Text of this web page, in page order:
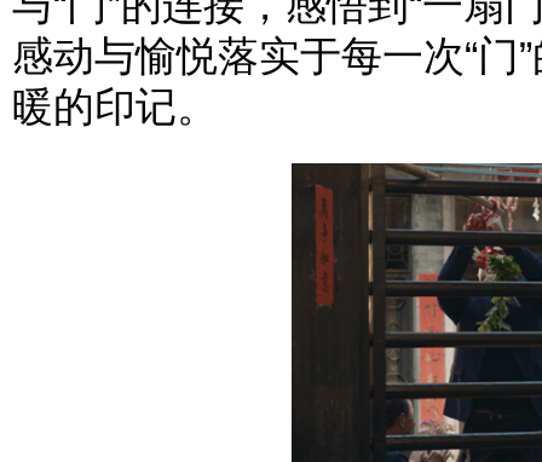
感动与愉悦落实于每一次“门
暖的印记。